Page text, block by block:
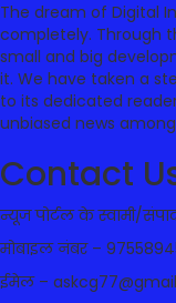
The dream of Digital
completely. Through
small and big
it. We have taken a
to its dedicated
unbiased news
Contact
न्यूज पोर्टल के स्वामी/
मोबाइल नंबर –
ईमेल –